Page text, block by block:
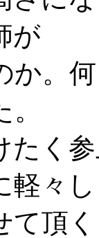
が
か。
たく
軽々
て頂